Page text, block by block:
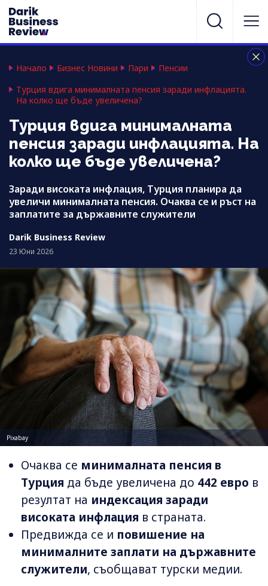
Начало Бизнес Новини Пари
Пенсии
Турция вдига минималната пенсия заради инфлацията.
На колко ще бъде увеличена?
Турция вдига минималната
пенсия заради инфлацията. На
колко ще бъде увеличена?
Заради високата инфлация, Турция планира да
увеличи минималната пенсия. Очаква се и ръст на
заплатите за държавните служители
Darik Business Review
23 Юни 2026
Pixabay
Очаква се минималната пенсия в
Турция да бъде увеличена до 442 евро в
резултат на индексация заради
високата инфлация в страната.
Предвижда се и повишение на
минималните заплати на държавните
служители, съобщават турски медии.